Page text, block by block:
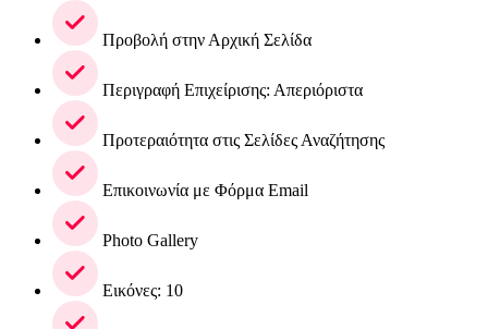
Προβολή στην Αρχική Σελίδα
Περιγραφή Επιχείρισης: Απεριόριστα
Προτεραιότητα στις Σελίδες Αναζήτησης
Επικοινωνία με Φόρμα Email
Photo Gallery
Εικόνες: 10